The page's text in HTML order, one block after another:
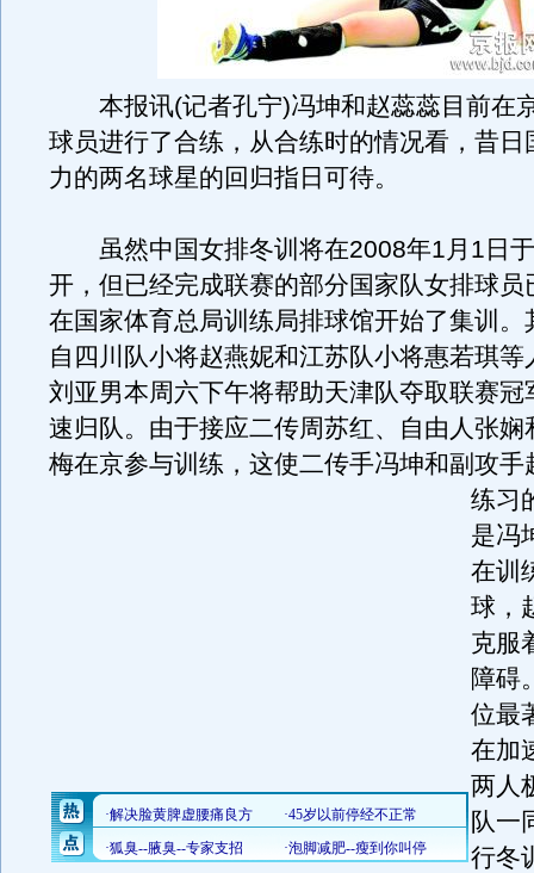
本报讯(记者孔宁)冯坤和赵蕊蕊目前在
球员进行了合练，从合练时的情况看，昔日
力的两名球星的回归指日可待。
虽然中国女排冬训将在2008年1月1日
开，但已经完成联赛的部分国家队女排球员
在国家体育总局训练局排球馆开始了集训。
自四川队小将赵燕妮和江苏队小将惠若琪等
刘亚男本周六下午将帮助天津队夺取联赛冠
速归队。由于接应二传周苏红、自由人张娴
梅在京参与训练，这使二传手冯坤和副攻手
练习
是冯
在训
球，
克服
障碍
位最
在加
两人
队一
行冬